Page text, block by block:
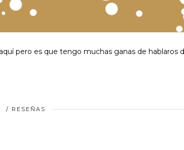
pero es que tengo muchas ganas de hablaros
/ RESEÑAS